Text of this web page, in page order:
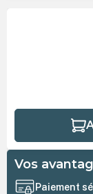
Vos
Paiement